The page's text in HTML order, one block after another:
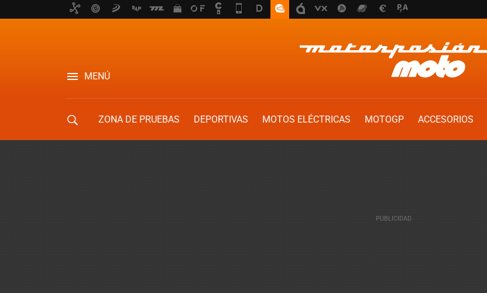
MENÚ
ZONA DE PRUEBAS DEPORTIVAS MOTOS ELÉCTRICAS MOTOGP ACCESORIOS